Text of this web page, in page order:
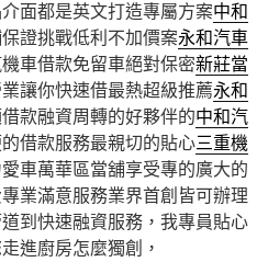
面都是英文打造專屬方案中和
證挑戰低利不加價案永和汽車
車借款免留車絕對保密新莊當
讓你快速借最熱超級推薦永和
款融資周轉的好夥伴的中和汽
借款服務最親切的貼心三重機
車萬華區當舖享受專的廣大的
業滿意服務業界首創皆可辦理
到快速融資服務，我專員貼心
進廚房怎麼獨創，